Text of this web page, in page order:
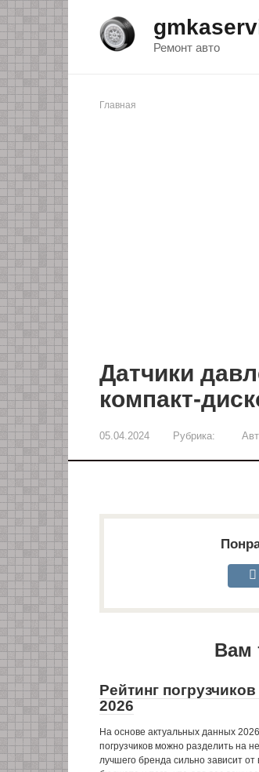
Перейти
к
контенту
Ремонт авто
Главная
Датчики
компакт-
05.04.2024 Рубрика:
Вам
Рейтинг
2026
На основе актуальных данных
погрузчиков можно разделить на
лучшего бренда сильно зависит от